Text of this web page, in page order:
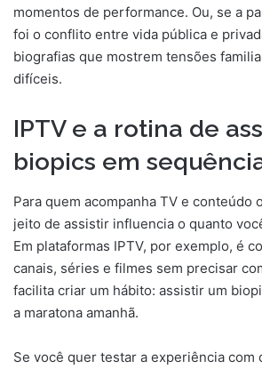
momentos de performance. Ou, se a
foi o conflito entre vida pública e
biografias que mostrem tensões
difíceis.
IPTV e a rotina de
biopics em
Para quem acompanha TV e conteúdo
jeito de assistir influencia o quanto
Em plataformas IPTV, por exemplo, é
canais, séries e filmes sem precisar
facilita criar um hábito: assistir um
a maratona amanhã.
Se você quer testar a experiência